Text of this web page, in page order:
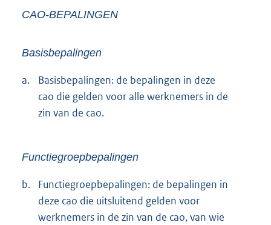
CAO-BEPALINGEN
Basisbepalingen
a.
Basisbepalingen: de bepalingen in deze
cao die gelden voor alle werknemers in de
zin van de cao.
Functiegroepbepalingen
b.
Functiegroepbepalingen: de bepalingen in
deze cao die uitsluitend gelden voor
werknemers in de zin van de cao, van wie